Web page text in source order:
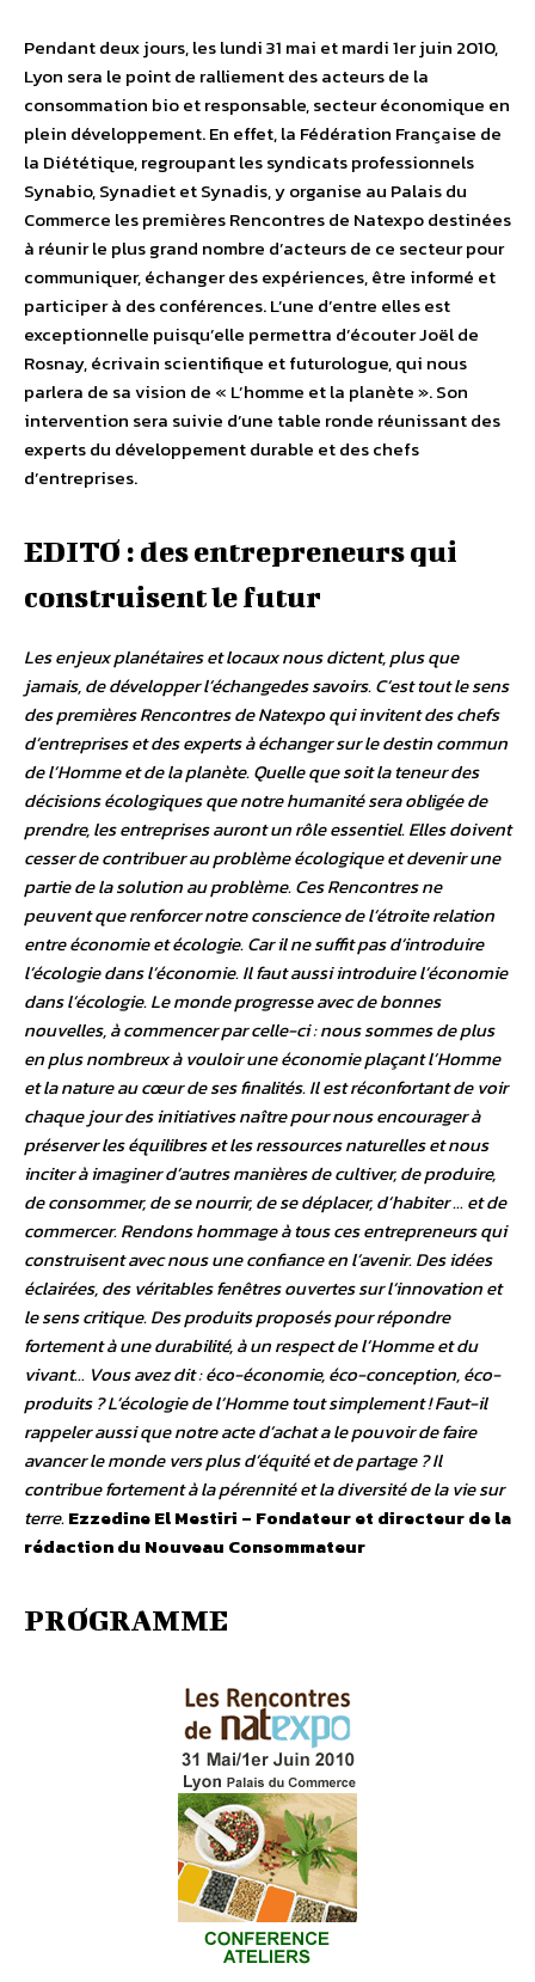
Pendant deux jours, les lundi 31 mai et mardi 1er juin 2010,
Lyon sera le point de ralliement des acteurs de la
consommation bio et responsable, secteur économique en
plein développement. En effet, la Fédération Française de
la Diététique, regroupant les syndicats professionnels
Synabio, Synadiet et Synadis, y organise au Palais du
Commerce les premières Rencontres de Natexpo destinées
à réunir le plus grand nombre d’acteurs de ce secteur pour
communiquer, échanger des expériences, être informé et
participer à des conférences. L’une d’entre elles est
exceptionnelle puisqu’elle permettra d’écouter Joël de
Rosnay, écrivain scientifique et futurologue, qui nous
parlera de sa vision de « L’homme et la planète ». Son
intervention sera suivie d’une table ronde réunissant des
experts du développement durable et des chefs
d’entreprises.
EDITO : des entrepreneurs qui
construisent le futur
Les enjeux planétaires et locaux nous dictent, plus que
jamais, de développer l’échangedes savoirs. C’est tout le sens
des premières Rencontres de Natexpo qui invitent des chefs
d’entreprises et des experts à échanger sur le destin commun
de l’Homme et de la planète. Quelle que soit la teneur des
décisions écologiques que notre humanité sera obligée de
prendre, les entreprises auront un rôle essentiel. Elles doivent
cesser de contribuer au problème écologique et devenir une
partie de la solution au problème. Ces Rencontres ne
peuvent que renforcer notre conscience de l’étroite relation
entre économie et écologie. Car il ne suffit pas d’introduire
l’écologie dans l’économie. Il faut aussi introduire l’économie
dans l’écologie. Le monde progresse avec de bonnes
nouvelles, à commencer par celle-ci : nous sommes de plus
en plus nombreux à vouloir une économie plaçant l’Homme
et la nature au cœur de ses finalités. Il est réconfortant de voir
chaque jour des initiatives naître pour nous encourager à
préserver les équilibres et les ressources naturelles et nous
inciter à imaginer d’autres manières de cultiver, de produire,
de consommer, de se nourrir, de se déplacer, d’habiter … et de
commercer. Rendons hommage à tous ces entrepreneurs qui
construisent avec nous une confiance en l’avenir. Des idées
éclairées, des véritables fenêtres ouvertes sur l’innovation et
le sens critique. Des produits proposés pour répondre
fortement à une durabilité, à un respect de l’Homme et du
vivant… Vous avez dit : éco-économie, éco-conception, éco-
produits ? L’écologie de l’Homme tout simplement ! Faut-il
rappeler aussi que notre acte d’achat a le pouvoir de faire
avancer le monde vers plus d’équité et de partage ? Il
contribue fortement à la pérennité et la diversité de la vie sur
terre.Ezzedine El Mestiri – Fondateur et directeur de la
rédaction du Nouveau Consommateur
PROGRAMME